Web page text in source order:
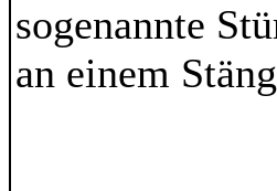
sogenannte
an einem